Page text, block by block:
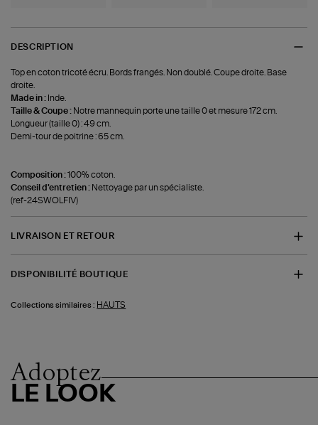
DESCRIPTION
Top en coton tricoté écru. Bords frangés. Non doublé. Coupe droite. Base
droite.
Made in : Inde.
Taille & Coupe : Notre mannequin porte une taille 0 et mesure 172 cm.
Longueur (taille 0) : 49 cm.
Demi-tour de poitrine : 65 cm.
Composition :100% coton.
Conseil d'entretien : Nettoyage par un spécialiste.
(ref-24SWOLFIV)
LIVRAISON ET RETOUR
DISPONIBILITÉ BOUTIQUE
Collections similaires : HAUTS
Adoptez
LE LOOK